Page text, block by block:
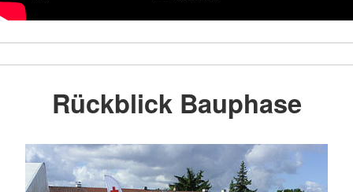
Rückblick Bauphase